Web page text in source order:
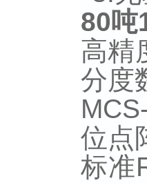
80吨
高
分度
位点
标准